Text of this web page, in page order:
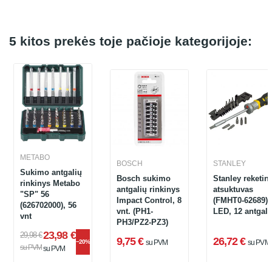
5 kitos prekės toje pačioje kategorijoje:
METABO
Sukimo antgalių
rinkinys Metabo
"SP" 56
(626702000), 56
vnt
29,98 €
su PVM
23,98 €
su PVM
−20%
BOSCH
Bosch sukimo
antgalių rinkinys
Impact Control, 8
vnt. (PH1-
PH3/PZ2-PZ3)
9,75 € su PVM
STANLEY
Stanley
atsuktuvas
(FMHT0-62689),
LED, 12
26,72 € su PVM